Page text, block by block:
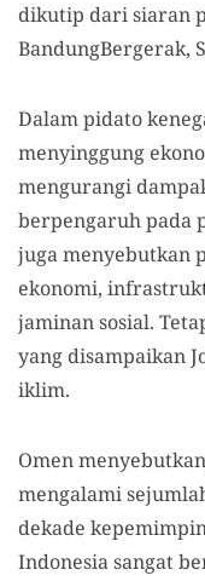
dikutip dari siaran
BandungBergerak,
Dalam pidato
menyinggung
mengurangi
berpengaruh pada
juga menyebutkan
ekonomi,
jaminan sosial.
yang disampaikan
iklim.
Omen
mengalami
dekade
Indonesia sangat